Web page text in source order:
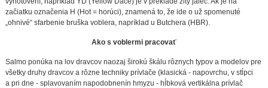
začiatku označenia H (Hot = horúci), znamená to, že ide o už spomenuté
„ohnivé“ sfarbenie bruška voblera, napríklad u Butchera (HBR).
Ako s voblermi pracovať
Salmo ponúka na lov dravcov naozaj širokú škálu rôznych typov a modelov pre
všetky druhy dravcov a rôzne techniky prívlače (klasická - napovrchu, v stĺpci
a pri dne - splavovaním napodobnenín hmyzu - hĺbková vertikálna prívlač